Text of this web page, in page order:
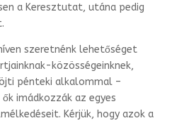
a Keresztutat, utána pedig
szeretnénk lehetőséget
közösségeinknek,
pénteki alkalommal –
imádkozzák az egyes
Kérjük, hogy azok a